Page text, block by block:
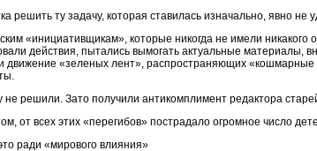
решить ту задачу, которая ставилась изначально, явно не
«инициативщикам», которые никогда не имели никакого
действия, пытались вымогать актуальные материалы,
движение «зеленых лент», распространяющих «кошмарные
не решили. Зато получили антикомплимент редактора
от всех этих «перегибов» пострадало огромное число
ради «мирового влияния»